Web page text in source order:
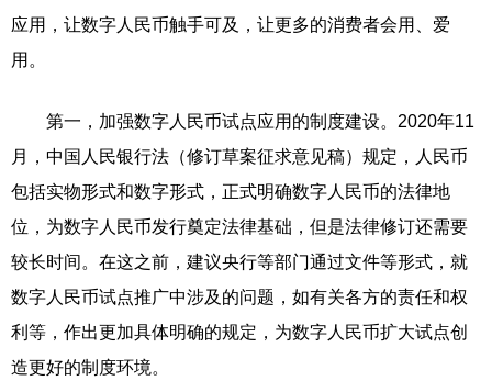
应用，让数字人民币触手可及，让更多的消费者会用、爱
用。
第一，加强数字人民币试点应用的制度建设。2020年11
月，中国人民银行法（修订草案征求意见稿）规定，人民币
包括实物形式和数字形式，正式明确数字人民币的法律地
位，为数字人民币发行奠定法律基础，但是法律修订还需要
较长时间。在这之前，建议央行等部门通过文件等形式，就
数字人民币试点推广中涉及的问题，如有关各方的责任和权
利等，作出更加具体明确的规定，为数字人民币扩大试点创
造更好的制度环境。